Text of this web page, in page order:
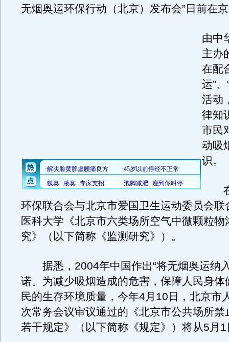
无烟奥运环保行动（北京）发布会”日前在
由中
主办
在配
运”
活动
律知
市民
动吸
识。
在
环保联合会与北京市爱国卫生运动委员会联
医科大学《北京市六类场所空气中微颗粒物
究》（以下简称《监测研究》）。
据悉，2004年中国作出“将无烟奥运纳
诺。为减少吸烟造成的危害，保障人民身体
民的生存环境质量，今年4月10日，北京市
次常务会议审议通过的《北京市公共场所禁
若干规定》（以下简称《规定》）将从5月